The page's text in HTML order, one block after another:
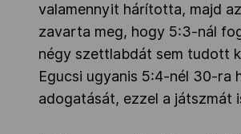
valamennyit hárította, majd
zavarta meg, hogy 5:3-nál
négy szettlabdát sem tudott
Egucsi ugyanis 5:4-nél 30-ra
adogatását, ezzel a játszmát